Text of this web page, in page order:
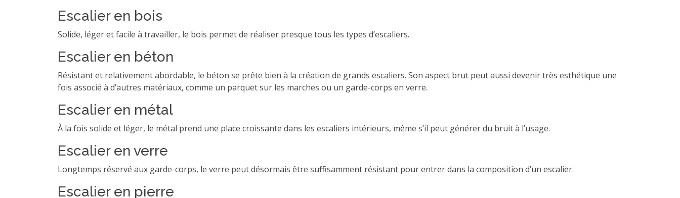
Escalier en bois
Solide, léger et facile à travailler, le bois permet de réaliser presque tous les types d’escaliers.
Escalier en béton
Résistant et relativement abordable, le béton se prête bien à la création de grands escaliers. Son aspect brut peut aussi devenir très esthétique une
fois associé à d’autres matériaux, comme un parquet sur les marches ou un garde-corps en verre.
Escalier en métal
À la fois solide et léger, le métal prend une place croissante dans les escaliers intérieurs, même s’il peut générer du bruit à l’usage.
Escalier en verre
Longtemps réservé aux garde-corps, le verre peut désormais être suffisamment résistant pour entrer dans la composition d’un escalier.
Escalier en pierre